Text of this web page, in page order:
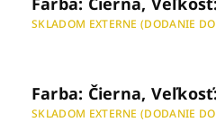
SKLADOM EXTERNE (DODANIE
Farba: Čierna,
SKLADOM EXTERNE (DODANIE